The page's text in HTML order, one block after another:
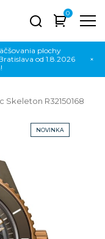
0
plochy
od 1.8.2026
×
Skeleton R32150168
NOVINKA